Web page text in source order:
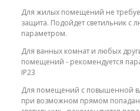
Для жилых помещений не
защита. Подойдет светильник с
параметром.
Для ванных комнат и любых
помещений - рекомендуется
IP23
Для помещений с повышенной
при возможном прямом